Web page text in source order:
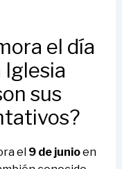
el día
Iglesia
sus
el 9 de junioen